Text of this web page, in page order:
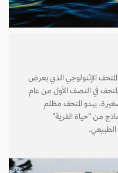
الإثنولوجي الذي يعرض
في النصف الأول من عام
يبدو المتحف مظلم
من "حياة القرية"